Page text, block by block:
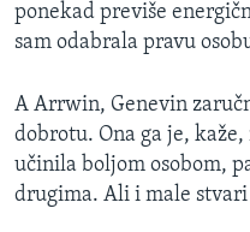
ponekad previše
sam odabrala pravu
A Arrwin, Genevin
dobrotu. Ona ga je,
učinila boljom osobom,
drugima. Ali i male